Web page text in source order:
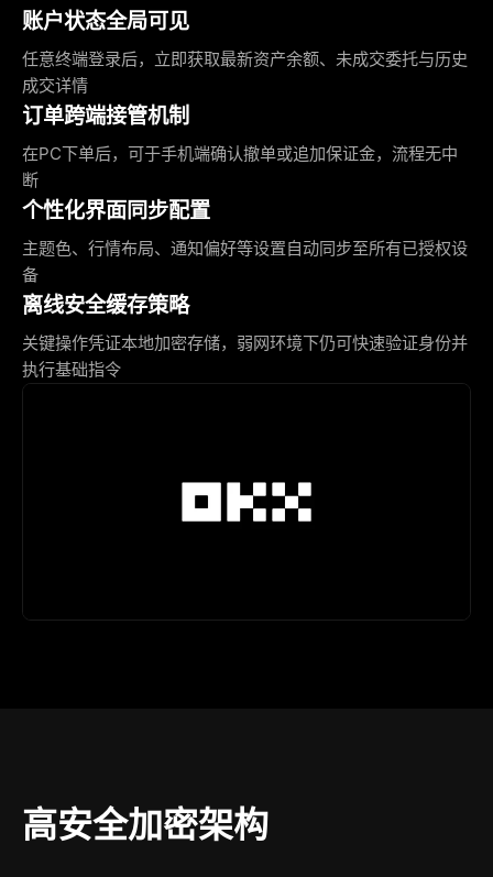
账户状态全局可见
任意终端登录后，立即获取最新资产余额、未成交委托与历史
成交详情
订单跨端接管机制
在PC下单后，可于手机端确认撤单或追加保证金，流程无中
断
个性化界面同步配置
主题色、行情布局、通知偏好等设置自动同步至所有已授权设
备
离线安全缓存策略
关键操作凭证本地加密存储，弱网环境下仍可快速验证身份并
执行基础指令
高安全加密架构